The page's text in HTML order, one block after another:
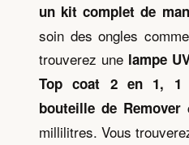
un kit complet de
soin des ongles
trouverez une lampe
Top coat 2 en 1, 1
bouteille de Remover
millilitres. Vous